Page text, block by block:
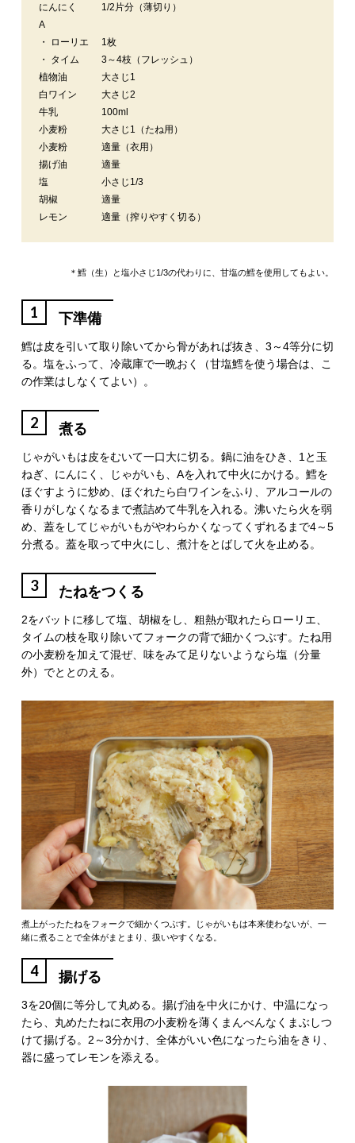
にんにく
1/2片分（薄切り）
A
・ ローリエ
1枚
・ タイム
3～4枝（フレッシュ）
植物油
大さじ1
白ワイン
大さじ2
牛乳
100ml
小麦粉
大さじ1（たね用）
小麦粉
適量（衣用）
揚げ油
適量
塩
小さじ1/3
胡椒
適量
レモン
適量（搾りやすく切る）
＊鱈（生）と塩小さじ1/3の代わりに、甘塩の鱈を使用してもよい。
1 下準備
鱈は皮を引いて取り除いてから骨があれば抜き、3～4等分に切
る。塩をふって、冷蔵庫で一晩おく（甘塩鱈を使う場合は、こ
の作業はしなくてよい）。
2 煮る
じゃがいもは皮をむいて一口大に切る。鍋に油をひき、1と玉
ねぎ、にんにく、じゃがいも、Aを入れて中火にかける。鱈を
ほぐすように炒め、ほぐれたら白ワインをふり、アルコールの
香りがしなくなるまで煮詰めて牛乳を入れる。沸いたら火を弱
め、蓋をしてじゃがいもがやわらかくなってくずれるまで4～5
分煮る。蓋を取って中火にし、煮汁をとばして火を止める。
3 たねをつくる
2をバットに移して塩、胡椒をし、粗熱が取れたらローリエ、
タイムの枝を取り除いてフォークの背で細かくつぶす。たね用
の小麦粉を加えて混ぜ、味をみて足りないようなら塩（分量
外）でととのえる。
煮上がったたねをフォークで細かくつぶす。じゃがいもは本来使わないが、一
緒に煮ることで全体がまとまり、扱いやすくなる。
4 揚げる
3を20個に等分して丸める。揚げ油を中火にかけ、中温になっ
たら、丸めたたねに衣用の小麦粉を薄くまんべんなくまぶしつ
けて揚げる。2～3分かけ、全体がいい色になったら油をきり、
器に盛ってレモンを添える。